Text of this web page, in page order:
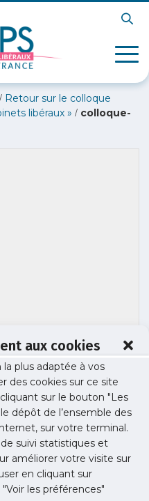
aux cookies
plus adaptée à vos
des cookies sur ce site
sur le bouton "Les
dépôt de l’ensemble des
sur votre terminal.
suivi statistiques et
améliorer votre visite sur
en cliquant sur
les préférences"
/ Retour sur le colloque
libéraux » / colloque-